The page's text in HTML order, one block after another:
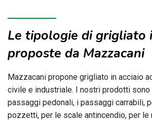
Le tipologie di grigliato
proposte da Mazzacani
Mazzacani propone grigliato in acciaio
civile e industriale. I nostri prodotti
passaggi pedonali, i passaggi carrabili,
pozzetti, per le scale antincendio, per le